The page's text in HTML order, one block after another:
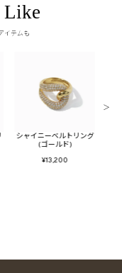
Like
イテムも
シャイニーベルトリング
(ゴールド)
¥13,200
＞